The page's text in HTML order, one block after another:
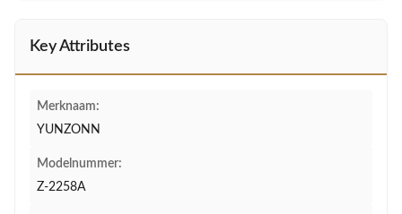
Key Attributes
Merknaam:
YUNZONN
Modelnummer:
Z-2258A